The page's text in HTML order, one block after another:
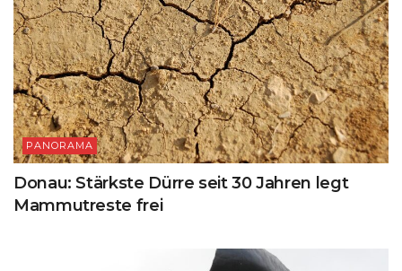
PANORAMA
Donau: Stärkste Dürre seit 30 Jahren legt
Mammutreste frei